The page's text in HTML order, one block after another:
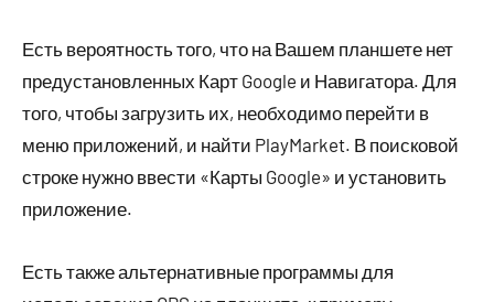
Есть вероятность того, что на Вашем планшете нет
предустановленных Карт Google и Навигатора. Для
того, чтобы загрузить их, необходимо перейти в
меню приложений, и найти PlayMarket. В поисковой
строке нужно ввести «Карты Google» и установить
приложение.
Есть также альтернативные программы для